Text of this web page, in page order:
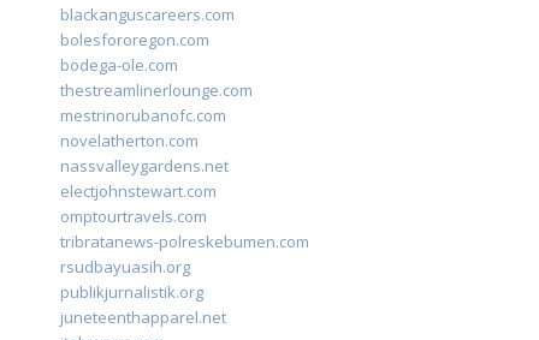
blackanguscareers.com
bolesfororegon.com
bodega-ole.com
thestreamlinerlounge.com
mestrinorubanofc.com
novelatherton.com
nassvalleygardens.net
electjohnstewart.com
omptourtravels.com
tribratanews-polreskebumen.com
rsudbayuasih.org
publikjurnalistik.org
juneteenthapparel.net